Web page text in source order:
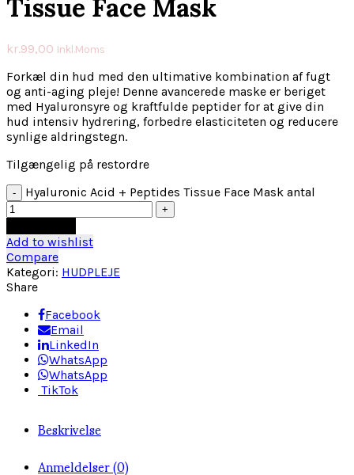
Tissue Face Mask
kr.99,00 Inkl.Moms
Forkæl din hud med den ultimative kombination af fugt
og anti-aging pleje! Denne avancerede maske er beriget
med Hyaluronsyre og kraftfulde peptider for at give din
hud intensiv hydrering, forbedre elasticiteten og reducere
synlige aldringstegn.
Tilgængelig på restordre
Hyaluronic Acid + Peptides Tissue Face Mask antal
Add to wishlist
Compare
Kategori: HUDPLEJE
Share
Facebook
Email
LinkedIn
WhatsApp
WhatsApp
TikTok
Beskrivelse
Anmeldelser (0)